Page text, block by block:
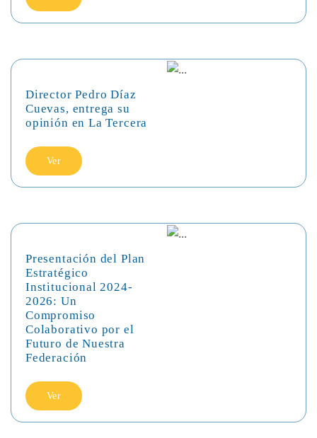
Director Pedro Díaz
Cuevas, entrega su
opinión en La Tercera
Ver
Presentación del Plan
Estratégico
Institucional 2024-
2026: Un
Compromiso
Colaborativo por el
Futuro de Nuestra
Federación
Ver